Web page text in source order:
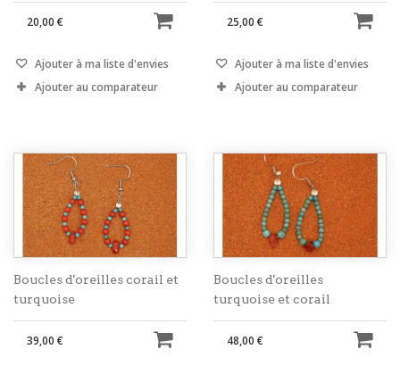
20,00 €
Ajouter à ma liste d'envies
Ajouter au comparateur
25,00 €
Ajouter à ma liste d'envies
Ajouter au comparateur
Boucles d'oreilles corail et
turquoise
39,00 €
Boucles d'oreilles
turquoise et corail
48,00 €